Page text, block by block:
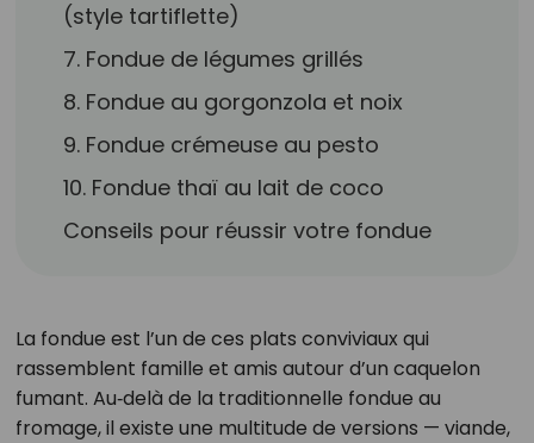
(style tartiflette)
7. Fondue de légumes grillés
8. Fondue au gorgonzola et noix
9. Fondue crémeuse au pesto
10. Fondue thaï au lait de coco
Conseils pour réussir votre fondue
La fondue est l’un de ces plats conviviaux qui
rassemblent famille et amis autour d’un caquelon
fumant. Au‑delà de la traditionnelle fondue au
fromage, il existe une multitude de versions — viande,